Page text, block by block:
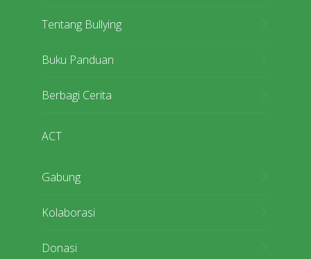
Tentang Bullying
Buku Panduan
Berbagi Cerita
ACT
Gabung
Kolaborasi
Donasi